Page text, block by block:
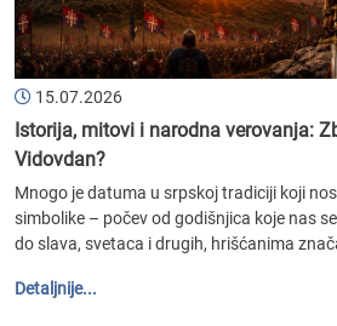
15.07.2026
Istorija, mitovi i narodna verovanja:
Vidovdan?
Mnogo je datuma u srpskoj tradiciji koji
simbolike – počev od godišnjica koje nas
do slava, svetaca i drugih, hrišćanima
Detaljnije...